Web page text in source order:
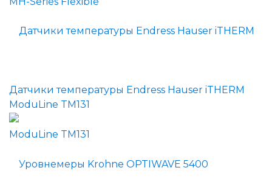
Датчики температуры Endress Hauser iTHERM
ModuLine TM131